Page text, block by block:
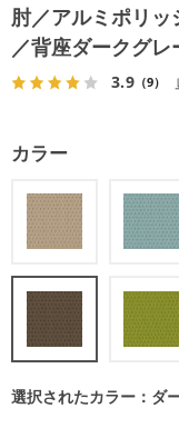
肘／アルミポリ
／背座ダークグ
3.9（9）
カラー
選択されたカラー：ダ